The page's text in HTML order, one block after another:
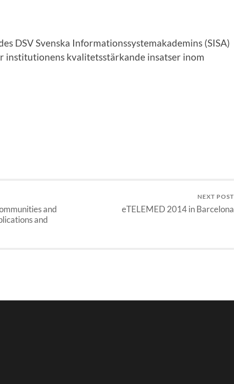
DSV Svenska Informationssystemakademins (SISA)
institutionens kvalitetsstärkande insatser inom
and
and
NEXT POST
eTELEMED 2014 in Barcelona